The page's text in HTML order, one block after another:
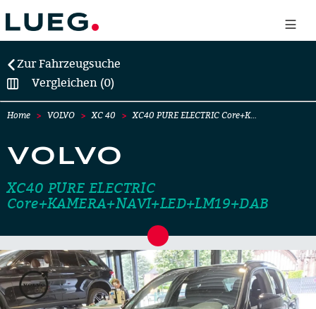
Zur Fahrzeugsuche
Vergleichen (0)
Home VOLVO XC 40 XC40 PURE ELECTRIC Core+K…
VOLVO
XC40 PURE ELECTRIC
Core+KAMERA+NAVI+LED+LM19+DAB